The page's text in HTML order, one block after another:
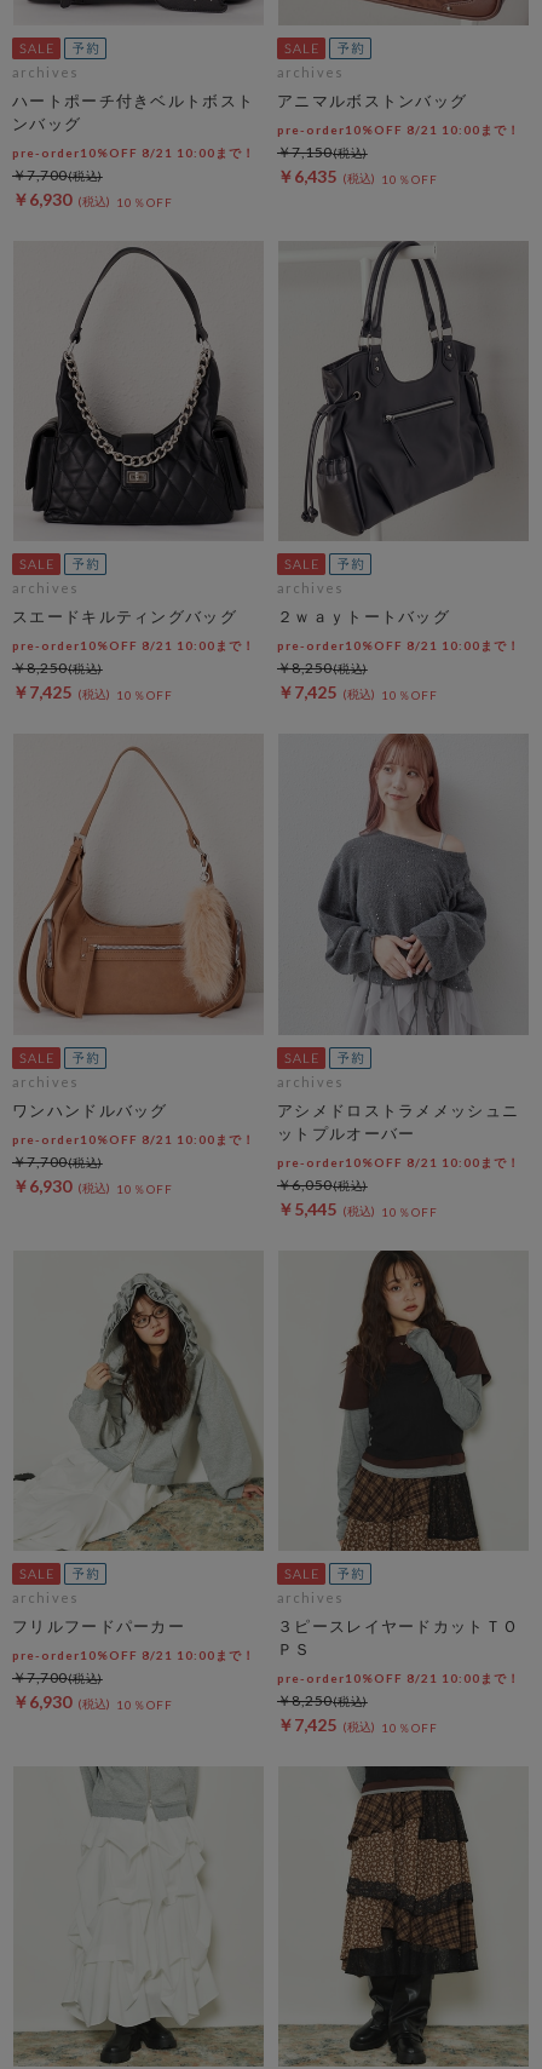
archives
ハートポーチ付きベルトボスト
ンバッグ
pre-order10%OFF 8/21 10:00まで！
￥6,930 10％OFF
￥7,700
archives
アニマルボストンバッグ
pre-order10%OFF 8/21 10:00まで！
￥6,435 10％OFF
￥7,150
archives
スエードキルティングバッグ
pre-order10%OFF 8/21 10:00まで！
￥7,425 10％OFF
￥8,250
archives
２ｗａｙトートバッグ
pre-order10%OFF 8/21 10:00まで！
￥7,425 10％OFF
￥8,250
archives
ワンハンドルバッグ
pre-order10%OFF 8/21 10:00まで！
￥6,930 10％OFF
￥7,700
archives
アシメドロストラメメッシュニ
ットプルオーバー
pre-order10%OFF 8/21 10:00まで！
￥5,445 10％OFF
￥6,050
archives
フリルフードパーカー
pre-order10%OFF 8/21 10:00まで！
￥6,930 10％OFF
￥7,700
archives
３ピースレイヤードカットＴＯ
ＰＳ
pre-order10%OFF 8/21 10:00まで！
￥7,425 10％OFF
￥8,250